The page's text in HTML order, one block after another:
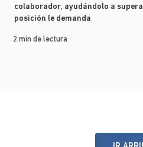
colaborador, ayudándolo a
posición le demanda
2 min de lectura